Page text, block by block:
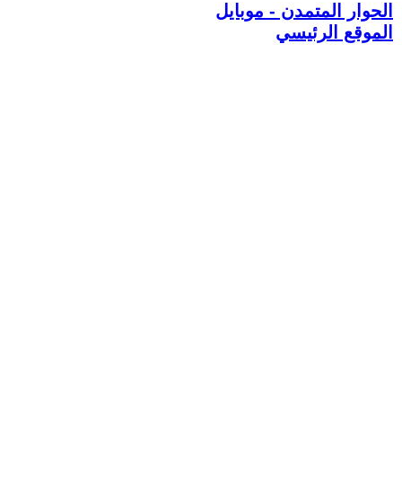
الحوار المتمدن - موبايل
الموقع الرئيسي